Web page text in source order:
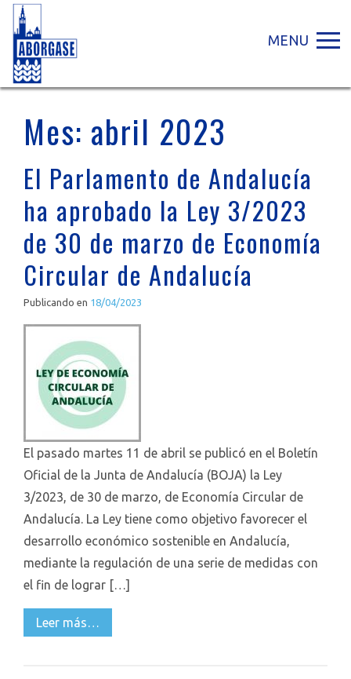
Mes: abril 2023
El Parlamento de Andalucía
ha aprobado la Ley 3/2023
de 30 de marzo de Economía
Circular de Andalucía
Publicando en 18/04/2023
El pasado martes 11 de abril se publicó en el Boletín
Oficial de la Junta de Andalucía (BOJA) la Ley
3/2023, de 30 de marzo, de Economía Circular de
Andalucía. La Ley tiene como objetivo favorecer el
desarrollo económico sostenible en Andalucía,
mediante la regulación de una serie de medidas con
el fin de lograr […]
Leer más…
MENU